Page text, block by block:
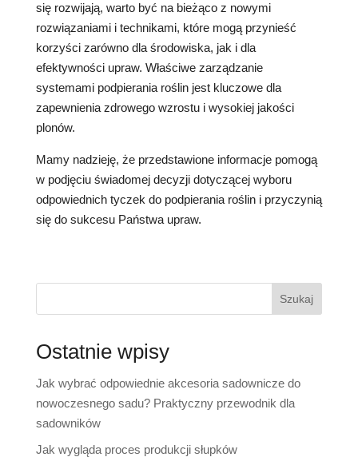
się rozwijają, warto być na bieżąco z nowymi
rozwiązaniami i technikami, które mogą przynieść
korzyści zarówno dla środowiska, jak i dla
efektywności upraw. Właściwe zarządzanie
systemami podpierania roślin jest kluczowe dla
zapewnienia zdrowego wzrostu i wysokiej jakości
plonów.
Mamy nadzieję, że przedstawione informacje pomogą
w podjęciu świadomej decyzji dotyczącej wyboru
odpowiednich tyczek do podpierania roślin i przyczynią
się do sukcesu Państwa upraw.
Szukaj
Ostatnie wpisy
Jak wybrać odpowiednie akcesoria sadownicze do
nowoczesnego sadu? Praktyczny przewodnik dla
sadowników
Jak wygląda proces produkcji słupków